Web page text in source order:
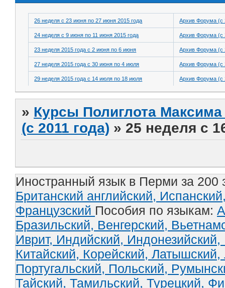
26 неделя с 23 июня по 27 июня 2015 года Архив Форума (с
24 неделя с 9 июня по 11 июня 2015 года Архив Форума (с
23 неделя 2015 года с 2 июня по 6 июня Архив Форума (с
27 неделя 2015 года с 30 июня по 4 июля Архив Форума (с
29 неделя 2015 года с 14 июля по 18 июля Архив Форума (с
» Курсы Полиглота
(с 2011 года) » 25 неделя с
Иностранный язык в Перми за 200
Британский английский,
Французский Пособия по языкам:
Бразильский, Венгерский,
Иврит, Индийский, Индонезийский,
Китайский, Корейский, Латышский,
Португальский, Польский,
Тайский, Тамильский, Турецкий,